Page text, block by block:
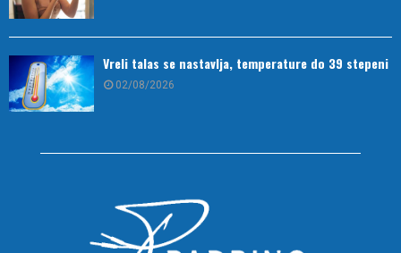
Vreli talas se nastavlja, temperature do 39 stepeni
02/08/2026